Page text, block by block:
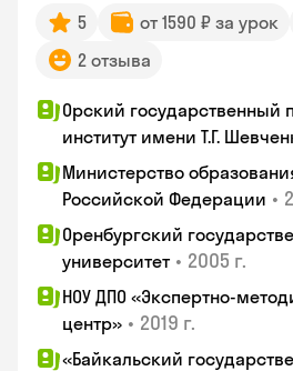
5 от 1590 ₽ за урок
2 отзыва
Орский государственный
институт имени Т.Г.
Министерство
Российской Федерации •
Оренбургский
университет • 2005 г.
НОУ ДПО «Экспертно-
центр» • 2019 г.
«Байкальский